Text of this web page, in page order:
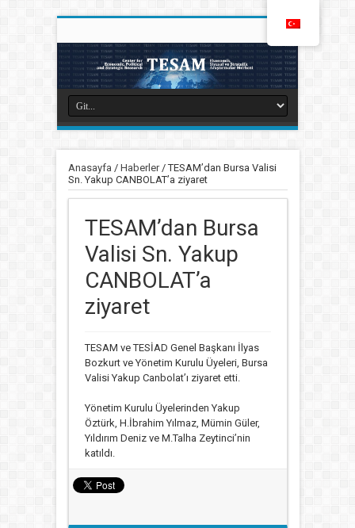
Anasayfa / Haberler/TESAM’dan Bursa Valisi
Sn. Yakup CANBOLAT’a ziyaret
TESAM’dan Bursa
Valisi Sn. Yakup
CANBOLAT’a
ziyaret
TESAM ve TESİAD Genel Başkanı İlyas
Bozkurt ve Yönetim Kurulu Üyeleri, Bursa
Valisi Yakup Canbolat’ı ziyaret etti.
Yönetim Kurulu Üyelerinden Yakup
Öztürk, H.İbrahim Yılmaz, Mümin Güler,
Yıldırım Deniz ve M.Talha Zeytinci’nin
katıldı.